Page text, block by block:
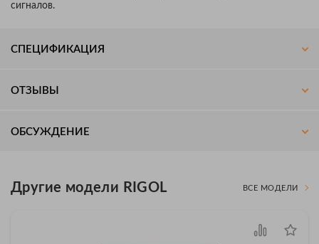
сигналов.
СПЕЦИФИКАЦИЯ
ОТЗЫВЫ
ОБСУЖДЕНИЕ
Другие модели RIGOL ВСЕ МОДЕЛИ